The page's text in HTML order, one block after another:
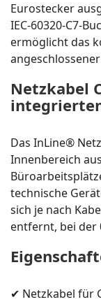
Eurostecker
IEC-60320-C7-
ermöglicht das
Netzkabel
Das InLine®
Innenbereich
technische
sich je nach
entfernt, bei der
✔ Netzkabel für